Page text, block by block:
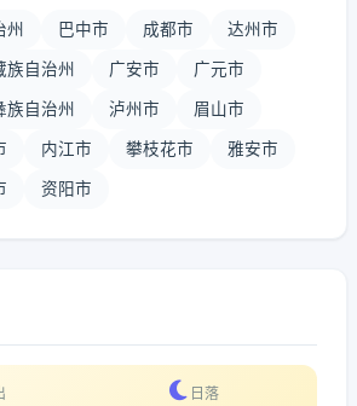
州 巴中市 成都市 达州市
族自治州 广安市 广元市
族自治州 泸州市 眉山市
内江市 攀枝花市 雅安市
资阳市
日落